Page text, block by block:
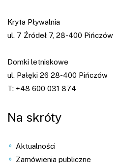
Kryta Pływalnia
ul. 7 Źródeł 7, 28-400 Pińczów
Domki letniskowe
ul. Pałęki 26 28-400 Pińczów
T: +48 600 031 874
Na skróty
Aktualności
Zamówienia publiczne